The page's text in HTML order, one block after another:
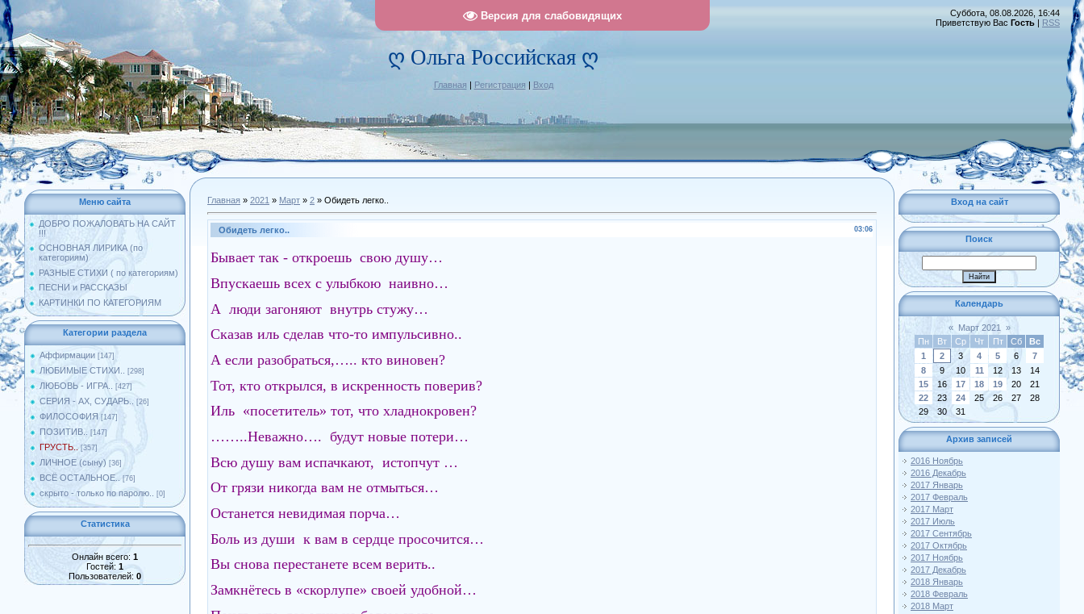
Версия для слабовидящих
ღ Ольга Российская ღ
Главная | Регистрация | Вход
Суббота, 08.08.2026, 16:44
Приветствую Вас Гость | RSS
Меню сайта
ДОБРО ПОЖАЛОВАТЬ НА САЙТ
!!!
ОСНОВНАЯ ЛИРИКА (по
категориям)
РАЗНЫЕ СТИХИ ( по категориям)
ПЕСНИ и РАССКАЗЫ
КАРТИНКИ ПО КАТЕГОРИЯМ
Категории раздела
Аффирмации [147]
ЛЮБИМЫЕ СТИХИ.. [298]
ЛЮБОВЬ - ИГРА.. [427]
СЕРИЯ - АХ, СУДАРЬ.. [26]
ФИЛОСОФИЯ [147]
ПОЗИТИВ.. [147]
ГРУСТЬ.. [357]
ЛИЧНОЕ (сыну) [36]
ВСЁ ОСТАЛЬНОЕ.. [76]
скрыто - только по паролю.. [0]
Статистика
Онлайн всего: 1
Гостей: 1
Пользователей: 0
Главная » 2021 » Март » 2 » Обидеть легко..
03:06
Обидеть легко..
Бывает так - откроешь свою душу…
Впускаешь всех с улыбкою наивно…
А люди загоняют внутрь стужу…
Сказав иль сделав что-то импульсивно..
А если разобраться,….. кто виновен?
Тот, кто открылся, в искренность поверив?
Иль «посетитель» тот, что хладнокровен?
……..Неважно…. будут новые потери…
Всю душу вам испачкают, истопчут …
От грязи никогда вам не отмыться…
Останется невидимая порча…
Боль из души к вам в сердце просочится…
Вы снова перестанете всем верить..
Замкнётесь в «скорлупе» своей удобной…
Вход на сайт
Поиск
Календарь
« Март 2021
»
Пн
Вт Ср Чт Пт Сб
Вс
1
2 3 4 5 6
7
8
9 10 11 12 13
14
15
16 17 18 19 20
21
22
23 24 25 26 27
28
29
30 31
Архив записей
2016 Ноябрь
2016 Декабрь
2017 Январь
2017 Февраль
2017 Март
2017 Июль
2017 Сентябрь
2017 Октябрь
2017 Ноябрь
2017 Декабрь
2018 Январь
2018 Февраль
2018 Март